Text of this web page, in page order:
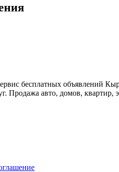
бесплатных объявлений
Продажа авто, домов, квартир,